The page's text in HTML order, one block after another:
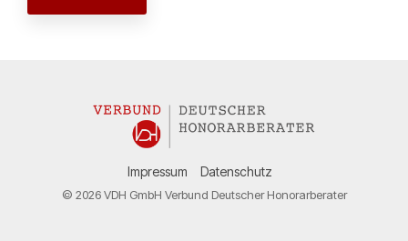
Impressum Datenschutz
© 2026 VDH GmbH Verbund Deutscher Honorarberater